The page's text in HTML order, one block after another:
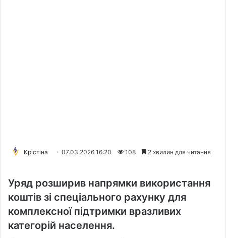
Крістіна 07.03.2026 16:20 108 2 хвилин для читання
Уряд розширив напрямки використання
коштів зі спеціального рахунку для
комплексної підтримки вразливих
категорій населення.